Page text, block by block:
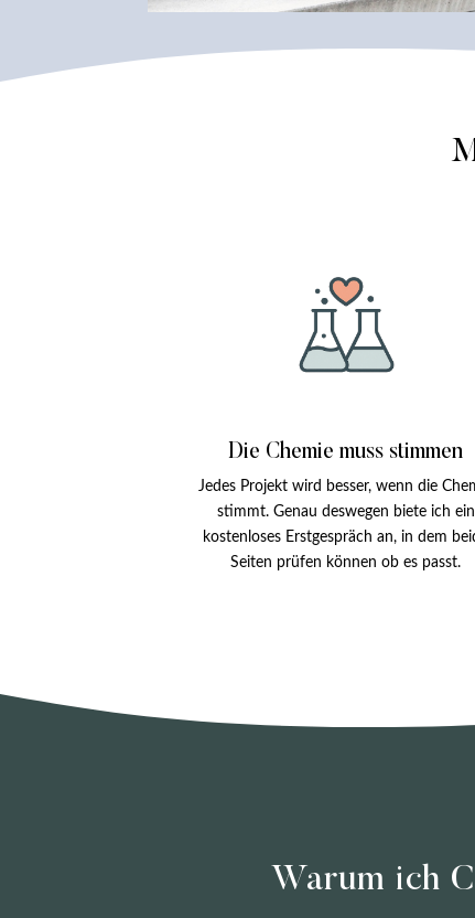
Die Chemie muss stimmen
Jedes Projekt wird besser, wenn die
stimmt. Genau deswegen biete ich ein
kostenloses Erstgespräch an, in dem
Seiten prüfen können ob es passt.
Warum ich